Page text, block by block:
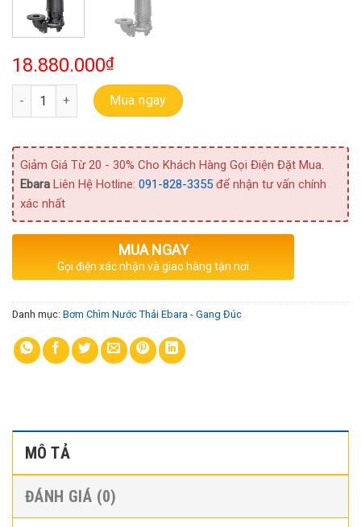
18.880.000₫
Bơm Chìm Thải Ebara 80 DVS 5 1.5 (LM65) số lượng
Mua ngay
Giảm Giá Từ 20 - 30% Cho Khách Hàng Gọi Điện Đặt Mua.
Ebara Liên Hệ Hotline: 091-828-3355 để nhận tư vấn chính
xác nhất
MUA NGAY
Gọi điện xác nhận và giao hàng tận nơi
Danh mục: Bơm Chìm Nước Thải Ebara - Gang Đúc
MÔ TẢ
ĐÁNH GIÁ (0)